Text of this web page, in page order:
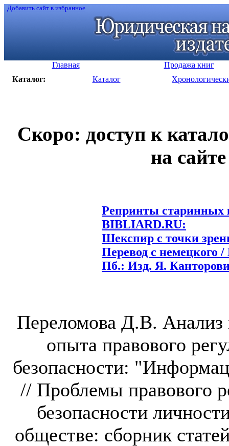
Добавить сайт в избранное
Главная
Продажа книг
Каталог:
Каталог
Скоро: доступ к
на
Репринты старинных
BIBLIARD.RU:
Шекспир с точки
Перевод с немецкого
Пб.: Изд. Я.
Переломова Д.В. Анализ
опыта правового
безопасности:
// Проблемы правового
безопасности
обществе: сборник